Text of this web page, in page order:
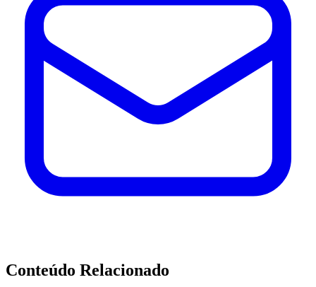
Conteúdo Relacionado